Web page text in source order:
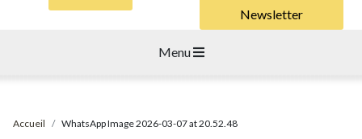
Newsletter
Menu
Accueil WhatsApp Image 2026-03-07 at 20.52.48